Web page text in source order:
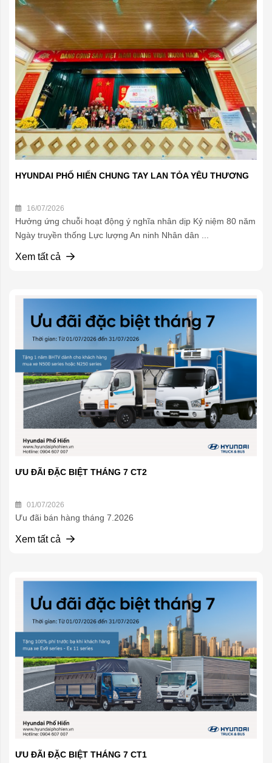
HYUNDAI PHỐ HIẾN CHUNG TAY LAN TỎA YÊU THƯƠNG
16/07/2026
Hưởng ứng chuỗi hoạt động ý nghĩa nhân dịp Kỷ niệm 80 năm
Ngày truyền thống Lực lượng An ninh Nhân dân ...
Xem tất cả
ƯU ĐÃI ĐẶC BIỆT THÁNG 7 CT2
01/07/2026
Ưu đãi bán hàng tháng 7.2026
Xem tất cả
ƯU ĐÃI ĐẶC BIỆT THÁNG 7 CT1